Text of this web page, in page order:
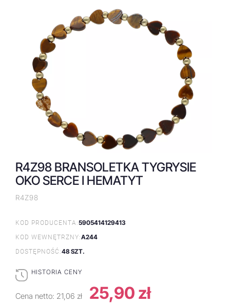
R4Z98 BRANSOLETKA TYGRYSIE
OKO SERCE I HEMATYT
R4Z98
KOD PRODUCENTA:5905414129413
KOD WEWNĘTRZNY:A244
DOSTĘPNOŚĆ:48 SZT.
HISTORIA CENY
Cena netto: 21,06 zł 25,90 zł